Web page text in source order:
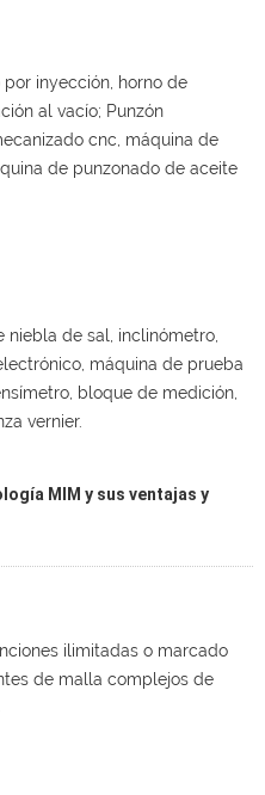
inyección, horno de
al vacío; Punzón
cnc, máquina de
de punzonado de aceite
niebla de sal, inclinómetro,
máquina de prueba
bloque de medición,
vernier.
MIM y sus ventajas y
ilimitadas o marcado
de malla complejos de